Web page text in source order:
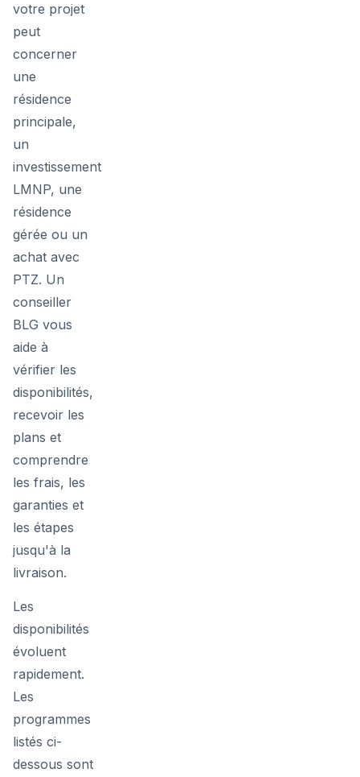
votre projet
peut
concerner
une
résidence
principale,
un
investissement
LMNP, une
résidence
gérée ou un
achat avec
PTZ. Un
conseiller
BLG vous
aide à
vérifier les
disponibilités,
recevoir les
plans et
comprendre
les frais, les
garanties et
les étapes
jusqu'à la
livraison.
Les
disponibilités
évoluent
rapidement.
Les
programmes
listés ci-
dessous sont